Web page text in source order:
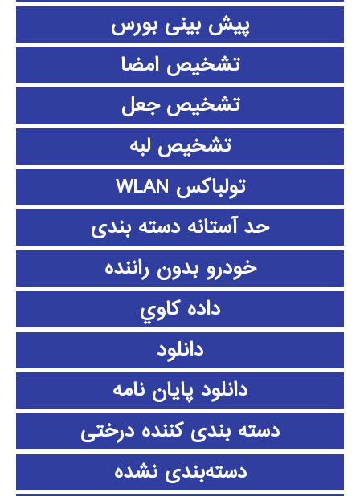
پیش بینی بورس
تشخیص امضا
تشخیص جعل
تشخیص لبه
تولباکس WLAN
حد آستانه دسته بندی
خودرو بدون راننده
داده كاوي
دانلود
دانلود پايان نامه
دسته بندی کننده درختی
دسته‌بندی نشده